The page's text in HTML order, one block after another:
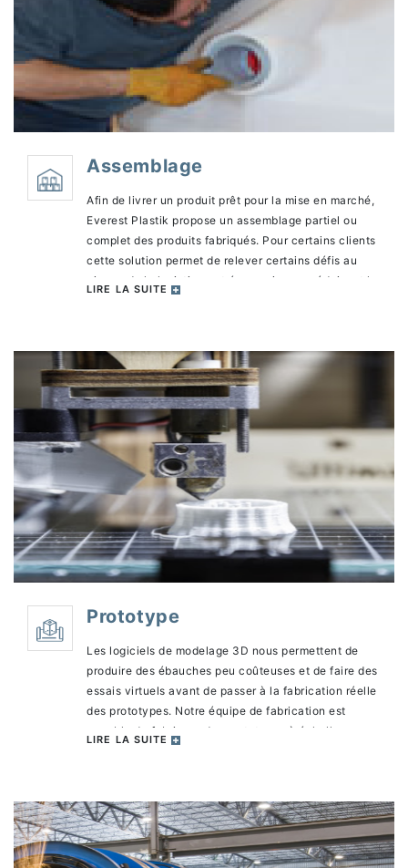
Assemblage
Afin de livrer un produit prêt pour la mise en marché,
Everest Plastik propose un assemblage partiel ou
complet des produits fabriqués. Pour certains clients
cette solution permet de relever certains défis au
niveau de la logistique et économiser en réduisant la
LIRE LA SUITE
Prototype
Les logiciels de modelage 3D nous permettent de
produire des ébauches peu coûteuses et de faire des
essais virtuels avant de passer à la fabrication réelle
des prototypes. Notre équipe de fabrication est
capable de fabriquer des prototypes à échelle
LIRE LA SUITE